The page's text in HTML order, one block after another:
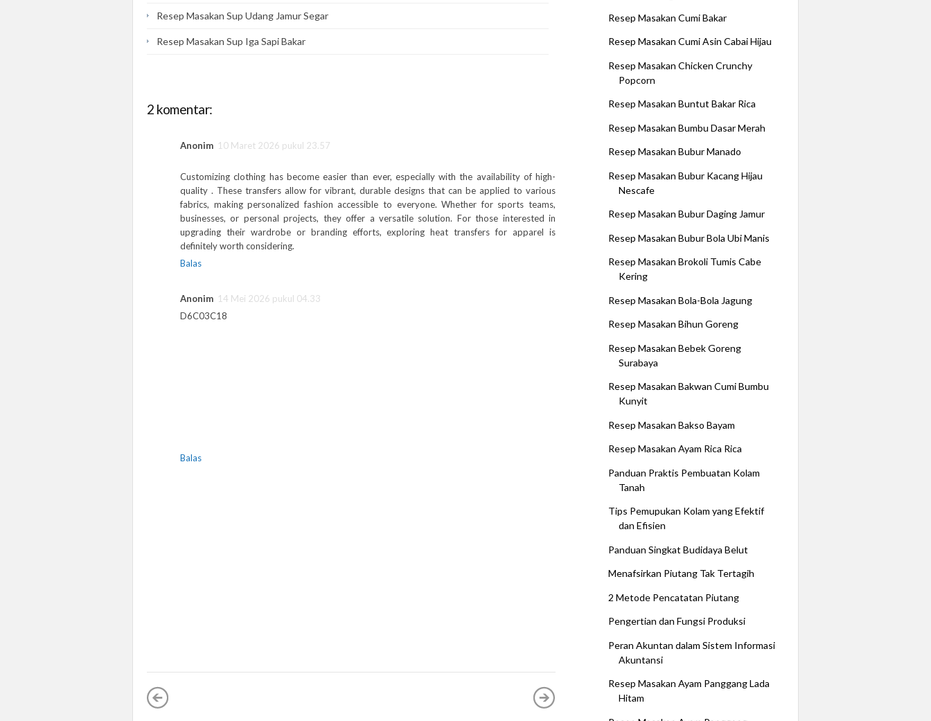
Resep Masakan Sup Udang Jamur Segar
Resep Masakan Sup Iga Sapi Bakar
2 komentar:
Anonim 10 Maret 2026 pukul 23.57
Customizing clothing has become easier than ever, especially with the availability of high-
quality . These transfers allow for vibrant, durable designs that can be applied to various
fabrics, making personalized fashion accessible to everyone. Whether for sports teams,
businesses, or personal projects, they offer a versatile solution. For those interested in
upgrading their wardrobe or branding efforts, exploring heat transfers for apparel is
definitely worth considering.
Balas
Anonim 14 Mei 2026 pukul 04.33
D6C03C18
Balas
Resep Masakan Cumi Bakar
Resep Masakan Cumi Asin Cabai Hijau
Resep Masakan Chicken Crunchy
Popcorn
Resep Masakan Buntut Bakar Rica
Resep Masakan Bumbu Dasar Merah
Resep Masakan Bubur Manado
Resep Masakan Bubur Kacang Hijau
Nescafe
Resep Masakan Bubur Daging Jamur
Resep Masakan Bubur Bola Ubi Manis
Resep Masakan Brokoli Tumis Cabe
Kering
Resep Masakan Bola-Bola Jagung
Resep Masakan Bihun Goreng
Resep Masakan Bebek Goreng
Surabaya
Resep Masakan Bakwan Cumi Bumbu
Kunyit
Resep Masakan Bakso Bayam
Resep Masakan Ayam Rica Rica
Panduan Praktis Pembuatan Kolam
Tanah
Tips Pemupukan Kolam yang Efektif
dan Efisien
Panduan Singkat Budidaya Belut
Menafsirkan Piutang Tak Tertagih
2 Metode Pencatatan Piutang
Pengertian dan Fungsi Produksi
Peran Akuntan dalam Sistem Informasi
Akuntansi
Resep Masakan Ayam Panggang Lada
Hitam